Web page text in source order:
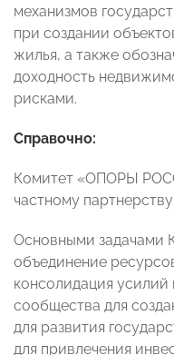
механизмов
при создании
жилья, а также
доходность
рисками.
Справочно:
Комитет «ОПОРЫ
частному
Основными задачами
объединение
консолидация усилий
сообщества для
для развития
для привлечения